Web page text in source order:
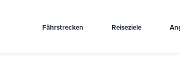
Fährstrecken Reiseziele